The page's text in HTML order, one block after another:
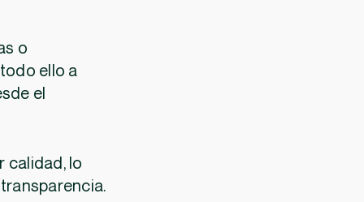
o
ello a
el
calidad, lo